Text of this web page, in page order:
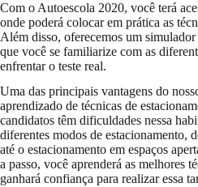
Com o Autoescola 2020, você terá
onde poderá colocar em prática as
Além disso, oferecemos um
que você se familiarize com as
enfrentar o teste real.
Uma das principais vantagens do
aprendizado de técnicas de
candidatos têm dificuldades nessa
diferentes modos de estacionamento,
até o estacionamento em espaços
a passo, você aprenderá as melhores
ganhará confiança para realizar essa